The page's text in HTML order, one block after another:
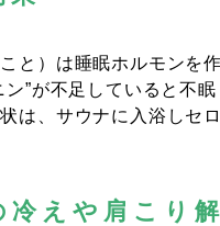
）は睡眠ホルモンを
”が不足していると不
は、サウナに入浴しセ
えや肩こり